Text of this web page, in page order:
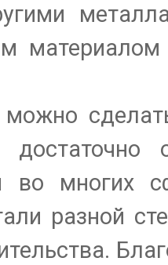
во многих
разной